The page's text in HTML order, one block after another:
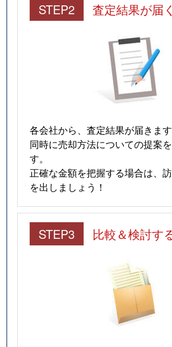
STEP2 査定結果が届く
各会社から、査定結果が届きます
同時に売却方法についての提案
す。
正確な金額を把握する場合は、
を出しましょう！
STEP3 比較＆検討す